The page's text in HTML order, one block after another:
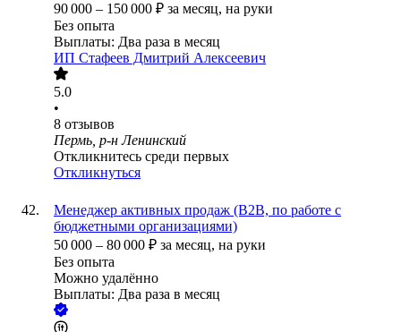
90 000 – 150 000 ₽ за месяц, на руки
Без опыта
Выплаты: Два раза в месяц
ИП Стафеев Дмитрий Алексеевич
5.0
•
8 отзывов
Пермь, р-н Ленинский
Откликнитесь среди первых
Откликнуться
Менеджер активных продаж (B2B, по работе с
бюджетными организациями)
50 000 – 80 000 ₽ за месяц, на руки
Без опыта
Можно удалённо
Выплаты: Два раза в месяц